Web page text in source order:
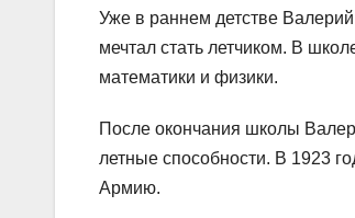
Уже в раннем детстве
мечтал стать летчиком. В
математики и физики.
После окончания школы
летные способности. В 1923
Армию.